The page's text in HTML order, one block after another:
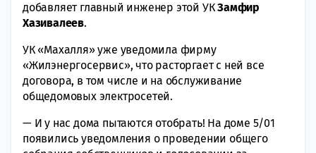
добавляет главный инженер этой УКЗамфир
Хазивалеев.
УК «Махалля» уже уведомила фирму
«Жилэнергосервис», что расторгает с ней все
договора, в том числе и на обслуживание
общедомовых электросетей.
— И у нас дома пытаются отобрать! На доме 5/01
появились уведомления о проведении общего